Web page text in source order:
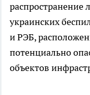
распространение
украинских
и РЭБ,
потенциально
объектов